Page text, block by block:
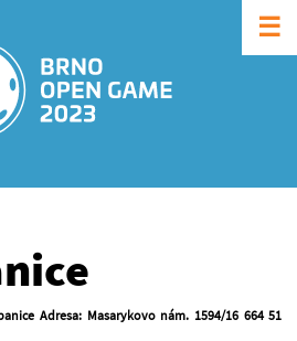
☰
Adresa: Masarykovo nám. 1594/16 664 51